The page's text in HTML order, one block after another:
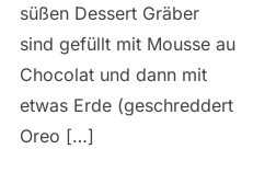
süßen Dessert Gräber
sind gefüllt mit Mousse au
Chocolat und dann mit
etwas Erde (geschreddert
Oreo […]